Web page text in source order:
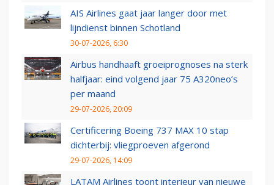
AIS Airlines gaat jaar langer door met
lijndienst binnen Schotland
30-07-2026, 6:30
Airbus handhaaft groeiprognoses na sterk
halfjaar: eind volgend jaar 75 A320neo’s
per maand
29-07-2026, 20:09
Certificering Boeing 737 MAX 10 stap
dichterbij: vliegproeven afgerond
29-07-2026, 14:09
LATAM Airlines toont interieur van nieuwe